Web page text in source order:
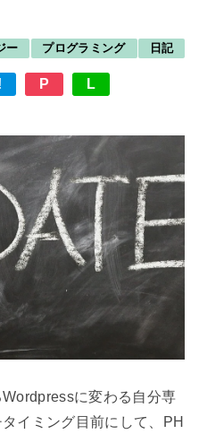
ー プログラミング 日記
P L
に変わる自分専
イミング目前にして、PH